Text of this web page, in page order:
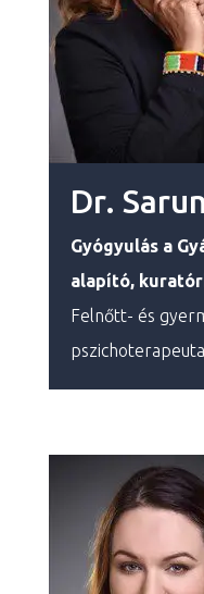
Dr.
Gyógyulás a
alapító,
Felnőtt- és
pszichoterapeuta